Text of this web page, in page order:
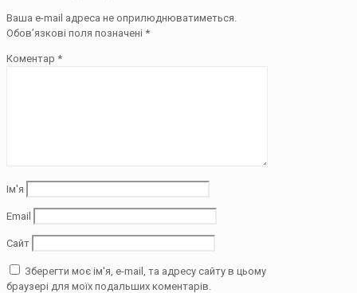
Ваша e-mail адреса не оприлюднюватиметься.
Обов’язкові поля позначені *
Коментар *
Ім'я
Email
Сайт
Зберегти моє ім'я, e-mail, та адресу сайту в цьому
браузері для моїх подальших коментарів.